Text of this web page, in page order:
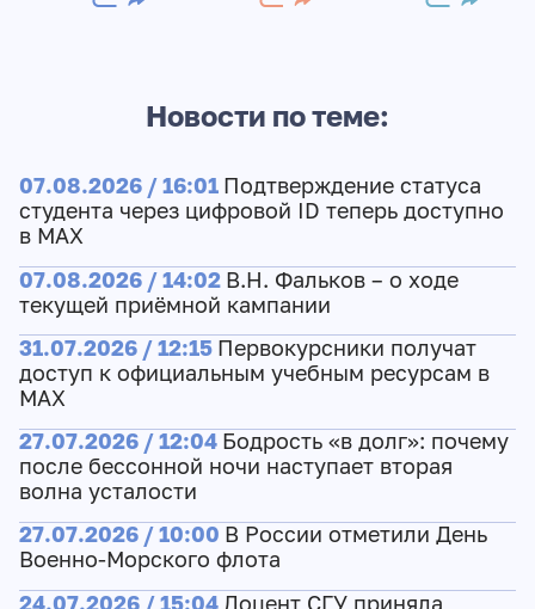
Новости по теме:
07.08.2026 / 16:01 Подтверждение статуса
студента через цифровой ID теперь доступно
в МАХ
07.08.2026 / 14:02 В.Н. Фальков – о ходе
текущей приёмной кампании
31.07.2026 / 12:15 Первокурсники получат
доступ к официальным учебным ресурсам в
МАХ
27.07.2026 / 12:04 Бодрость «в долг»: почему
после бессонной ночи наступает вторая
волна усталости
27.07.2026 / 10:00 В России отметили День
Военно-Морского флота
24.07.2026 / 15:04 Доцент СГУ приняла